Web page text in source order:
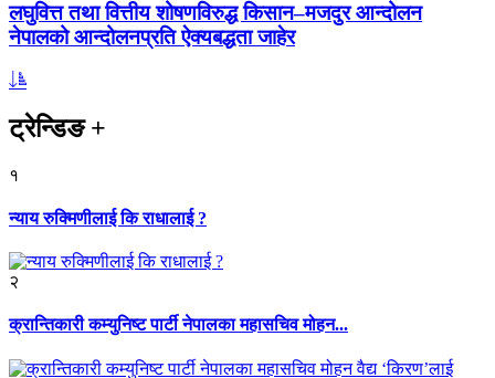
लघुवित्त तथा वित्तीय शोषणविरुद्ध किसान–मजदुर आन्दोलन
नेपालको आन्दोलनप्रति ऐक्यबद्धता जाहेर
ट्रेन्डिङ+
१
न्याय रुक्मिणीलाई कि राधालाई ?
२
क्रान्तिकारी कम्युनिष्ट पार्टी नेपालका महासचिव मोहन...